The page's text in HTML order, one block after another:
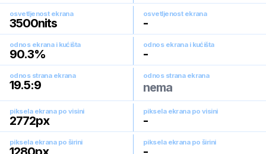
osvetljenost ekrana
3500nits
osvetljenost ekrana
-
odnos ekrana i kućišta
90.3%
odnos ekrana i kućišta
-
odnos strana ekrana
19.5:9
odnos strana ekrana
nema
piksela ekrana po visini
2772px
piksela ekrana po visini
-
piksela ekrana po širini piksela ekrana po širini